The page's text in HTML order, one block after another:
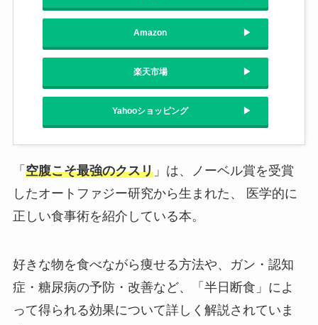
Amazon
楽天市場
Yahooショッピング
「 空腹こそ最強のクスリ」は、ノーベル賞を受賞
したオートファジー研究から生まれた、 医学的に
正しい食事術を紹介している本。
好きな物を食べながら痩せる方法や、ガン・認知
症・糖尿病の予防・改善など、「半日断食」によ
って得られる効果について詳しく解説されていま